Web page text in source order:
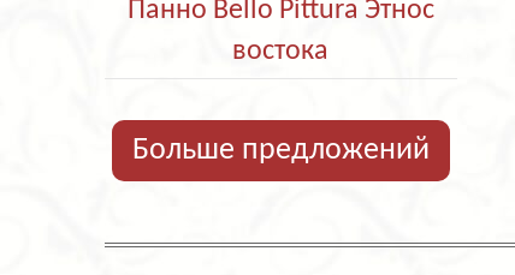
Панно Bello Pittura Этнос
востока
Больше предложений